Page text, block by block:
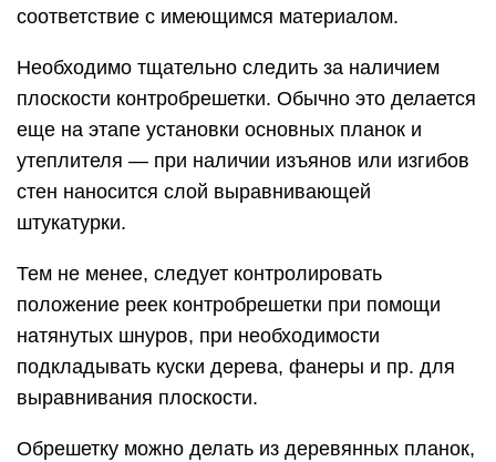
соответствие с имеющимся материалом.
Необходимо тщательно следить за наличием
плоскости контробрешетки. Обычно это делается
еще на этапе установки основных планок и
утеплителя — при наличии изъянов или изгибов
стен наносится слой выравнивающей
штукатурки.
Тем не менее, следует контролировать
положение реек контробрешетки при помощи
натянутых шнуров, при необходимости
подкладывать куски дерева, фанеры и пр. для
выравнивания плоскости.
Обрешетку можно делать из деревянных планок,